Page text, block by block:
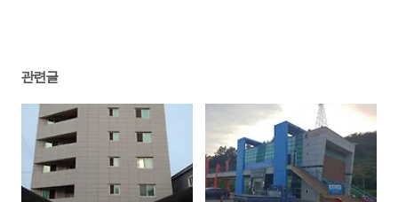
관련글